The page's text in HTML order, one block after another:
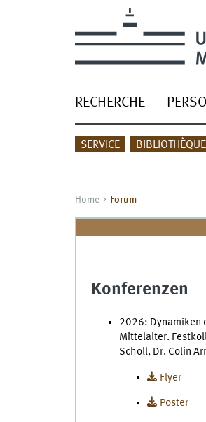
RECHERCHE
SERVICE BIBLIOTHÈQUE
Home Forum
Konferenzen
2026: Dynamiken
Mittelalter.
Scholl, Dr. Colin
Flyer
Poster